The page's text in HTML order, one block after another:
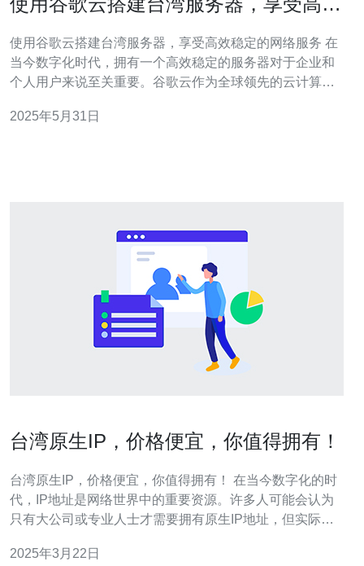
使用谷歌云搭建台湾服务器，享受高效稳定的网络服务 在
当今数字化时代，拥有一个高效稳定的服务器对于企业和
个人用户来说至关重要。谷歌云作为全球领先的云计算服
通过谷歌云您可以轻松搭建一个位于台湾的服务器，享受
2025年5月31日
台湾原生IP，价格便宜，你值得拥有！
台湾原生IP，价格便宜，你值得拥有！ 在当今数字化的时
代，IP地址是网络世界中的重要资源。许多人可能会认为
只有大公司或专业人士才需要拥有原生IP地址，但实际
联网服务提供商直接分配给用户的IP地址。相比之下，共
2025年3月22日